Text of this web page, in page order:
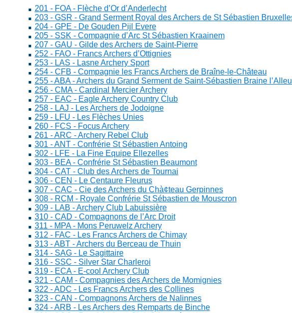
201 - FOA - Flèche d’Or d’Anderlecht
203 - GSR - Grand Serment Royal des Archers de St Sébastien
204 - GPE - De Gouden Pijl Evere
205 - SSK - Compagnie d’Arc St Sébastien Kraainem
207 - GAU - Gilde des Archers de Saint-Pierre
252 - FAO - Francs Archers d’Ottignies
253 - LAS - Lasne Archery Sport
254 - CFB - Compagnie les Francs Archers de Braîne-le-Château
255 - ABA - Archers du Grand Serment de Saint-Sébastien Braine
256 - CMA - Cardinal Mercier Archery
257 - EAC - Eagle Archery Country Club
258 - LAJ - Les Archers de Jodoigne
259 - LFU - Les Flèches Unies
260 - FCS - Focus Archery
261 - ARC - Archery Rebel Club
301 - ANT - Confrérie St Sébastien Antoing
302 - LFE - La Fine Equipe Ellezelles
303 - BEA - Confrérie St Sébastien Beaumont
304 - CAT - Club des Archers de Tournai
306 - CEN - Le Centaure Fleurus
307 - CAC - Cie des Archers du Chà¢teau Gerpinnes
308 - RCM - Royale Confrérie St Sébastien de Mouscron
309 - LAB - Archery Club Labuissière
310 - CAD - Compagnons de l’Arc Droit
311 - MPA - Mons Peruwelz Archery
312 - FAC - Les Francs Archers de Chimay
313 - ABT - Archers du Berceau de Thuin
314 - SAG - Le Sagittaire
316 - SSC - Silver Star Charleroi
319 - ECA - E-cool Archery Club
321 - CAM - Compagnies des Archers de Momignies
322 - ADC - Les Francs Archers des Collines
323 - CAN - Compagnons Archers de Nalinnes
324 - ARB - Les Archers des Remparts de Binche